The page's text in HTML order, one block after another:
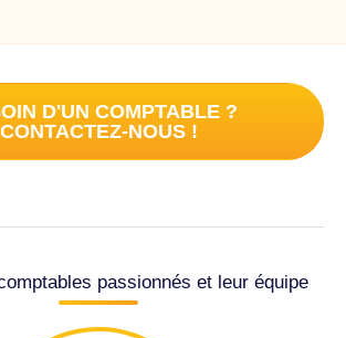
D'UN COMPTABLE ?
CONTACTEZ-NOUS !
passionnés et leur équipe